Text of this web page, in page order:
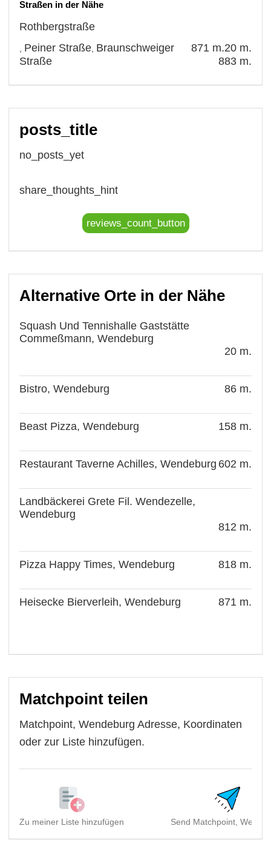
Straßen in der Nähe
Rothbergstraße
20 m.
Peiner Straße 871 m.
Braunschweiger
Straße
883 m.
posts_title
no_posts_yet
share_thoughts_hint
reviews_count_button
Alternative Orte in der Nähe
Squash Und Tennishalle Gaststätte
Commeßmann, Wendeburg
20 m.
Bistro, Wendeburg 86 m.
Beast Pizza, Wendeburg 158 m.
Restaurant Taverne Achilles, Wendeburg 602 m.
Landbäckerei Grete Fil. Wendezelle,
Wendeburg
812 m.
Pizza Happy Times, Wendeburg 818 m.
Heisecke Bierverleih, Wendeburg 871 m.
Matchpoint teilen
Matchpoint, Wendeburg Adresse, Koordinaten
oder zur Liste hinzufügen.
Zu meiner Liste hinzufügen Send Matchpoint,